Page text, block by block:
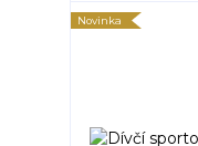
Novinka